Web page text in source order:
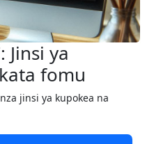
Jinsi ya
fomu
jinsi ya kupokea na